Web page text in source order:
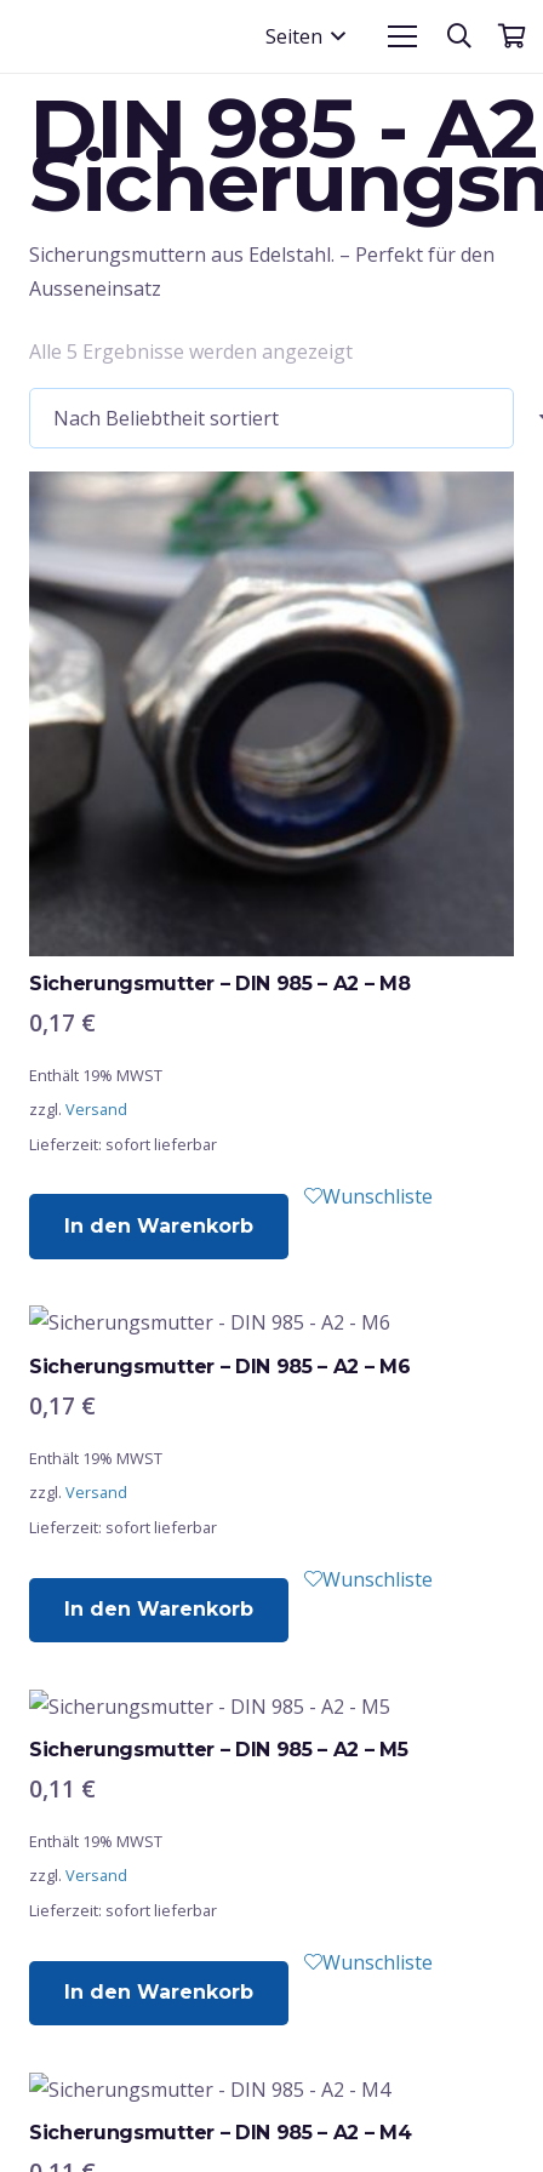
Seiten
DIN 985 -
Sicherungsmuttern aus Edelstahl. – Perfekt für den
Ausseneinsatz
Alle 5 Ergebnisse werden angezeigtNach
Beliebtheit
Sicherungsmutter – DIN 985 – A2 – M8
0,17 €
Enthält 19% MWST
zzgl. Versand
Lieferzeit: sofort lieferbar
In den Warenkorb
Wunschliste
Sicherungsmutter – DIN 985 – A2 – M6
0,17 €
Enthält 19% MWST
zzgl. Versand
Lieferzeit: sofort lieferbar
In den Warenkorb
Wunschliste
Sicherungsmutter – DIN 985 – A2 – M5
0,11 €
Enthält 19% MWST
zzgl. Versand
Lieferzeit: sofort lieferbar
In den Warenkorb
Wunschliste
Sicherungsmutter – DIN 985 – A2 – M4